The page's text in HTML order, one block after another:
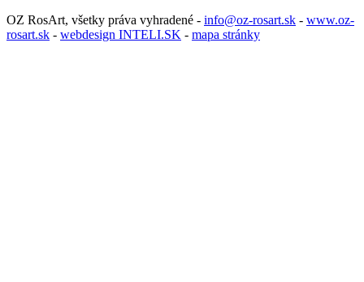
OZ RosArt, všetky práva vyhradené - info@oz-rosart.sk - www.oz-
rosart.sk - webdesign INTELI.SK - mapa stránky